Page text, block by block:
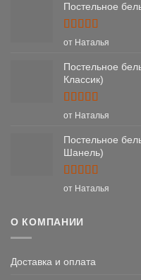
Постельное
Оценка5
от Наталья
Постельное
Классик)
Оценка5
от Наталья
Постельное
Шанель)
Оценка5
от Наталья
О КОМПАНИИ
Доставка и оплата